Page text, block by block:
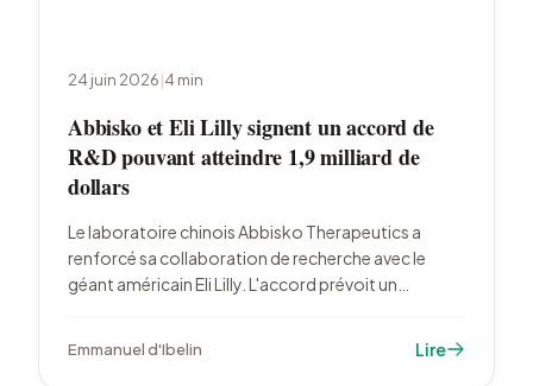
24 juin 2026|4 min
Abbisko et Eli Lilly signent un accord de
R&D pouvant atteindre 1,9 milliard de
dollars
Le laboratoire chinois Abbisko Therapeutics a
renforcé sa collaboration de recherche avec le
géant américain Eli Lilly. L'accord prévoit un
échelonnées sur les ventes futures.
Emmanuel d'Ibelin Lire